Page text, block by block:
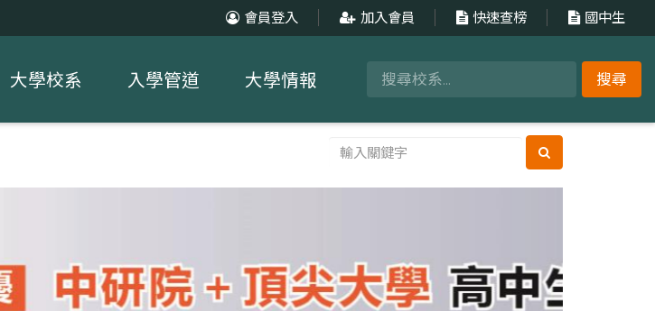
會員登入 加入會員 快速查榜 國中生
搜尋
大學校系 入學管道 大學情報